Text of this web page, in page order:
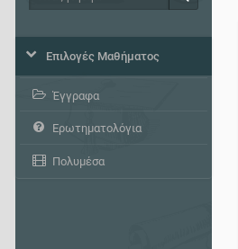
Επιλογές Μαθήματος
Έγγραφα
Ερωτηματολόγια
Πολυμέσα